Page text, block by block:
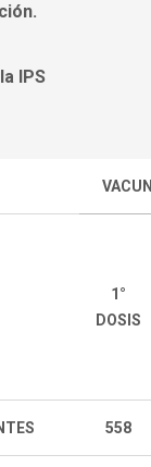
IPS
1°
DOSIS
558